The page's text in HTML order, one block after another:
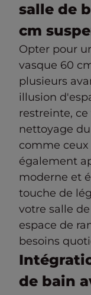
salle de
cm
Opter pour
vasque 60
plusieurs
illusion
restreinte,
nettoyage
comme ceux
également
moderne et
touche de
votre salle
espace de
besoins
de bain